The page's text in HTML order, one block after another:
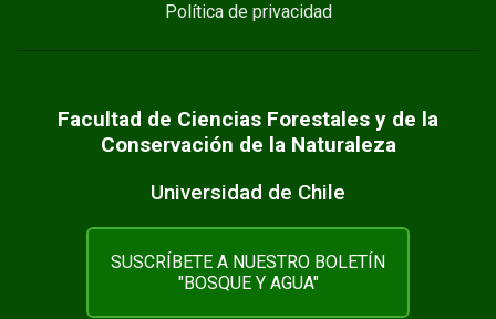
Política de privacidad
Facultad de Ciencias Forestales y de la
Conservación de la Naturaleza
Universidad de Chile
SUSCRÍBETE A NUESTRO BOLETÍN
"BOSQUE Y AGUA"